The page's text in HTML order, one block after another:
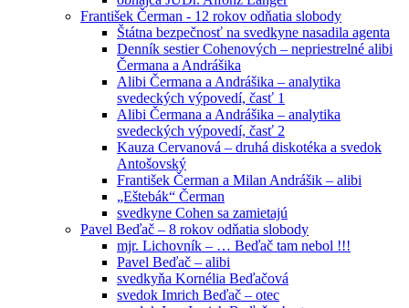
František Čerman - 12 rokov odňatia slobody
Štátna bezpečnosť na svedkyne nasadila agenta
Denník sestier Cohenových – nepriestrelné alibi
Čermana a Andrášika
Alibi Čermana a Andrášika – analytika
svedeckých výpovedí, časť 1
Alibi Čermana a Andrášika – analytika
svedeckých výpovedí, časť 2
Kauza Cervanová – druhá diskotéka a svedok
Antošovský
František Čerman a Milan Andrášik – alibi
„Eštebák“ Čerman
svedkyne Cohen sa zamietajú
Pavel Beďač – 8 rokov odňatia slobody
mjr. Lichovník – … Beďač tam nebol !!!
Pavel Beďač – alibi
svedkyňa Kornélia Beďačová
svedok Imrich Beďač – otec